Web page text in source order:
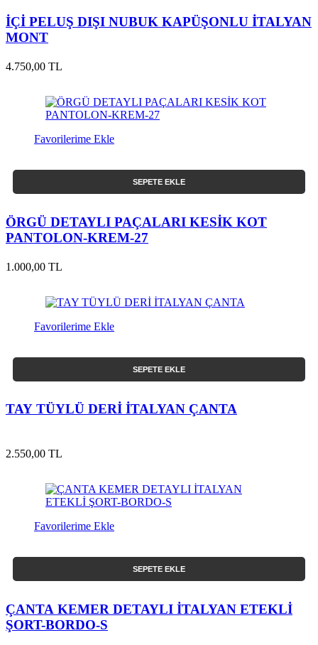
İÇİ PELUŞ DIŞI NUBUK KAPÜŞONLU İTALYAN
MONT
4.750,00 TL
Favorilerime Ekle
SEPETE EKLE
ÖRGÜ DETAYLI PAÇALARI KESİK KOT
PANTOLON-KREM-27
1.000,00 TL
Favorilerime Ekle
SEPETE EKLE
TAY TÜYLÜ DERİ İTALYAN ÇANTA
2.550,00 TL
Favorilerime Ekle
SEPETE EKLE
ÇANTA KEMER DETAYLI İTALYAN ETEKLİ
ŞORT-BORDO-S